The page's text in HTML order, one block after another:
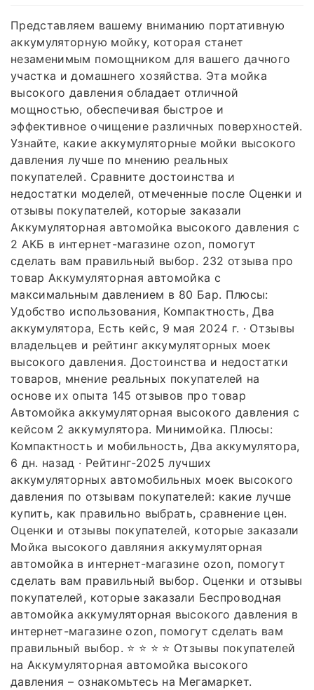
Представляем вашему вниманию портативную
аккумуляторную мойку, которая станет
незаменимым помощником для вашего дачного
участка и домашнего хозяйства. Эта мойка
высокого давления обладает отличной
мощностью, обеспечивая быстрое и
эффективное очищение различных поверхностей.
Узнайте, какие аккумуляторные мойки высокого
давления лучше по мнению реальных
покупателей. Сравните достоинства и
недостатки моделей, отмеченные после Оценки и
отзывы покупателей, которые заказали
Аккумуляторная автомойка высокого давления с
2 АКБ в интернет-магазине ozon, помогут
сделать вам правильный выбор. 232 отзыва про
товар Аккумуляторная автомойка с
максимальным давлением в 80 Бар. Плюсы:
Удобство использования, Компактность, Два
аккумулятора, Есть кейс, 9 мая 2024 г. · Отзывы
владельцев и рейтинг аккумуляторных моек
высокого давления. Достоинства и недостатки
товаров, мнение реальных покупателей на
основе их опыта 145 отзывов про товар
Автомойка аккумуляторная высокого давления с
кейсом 2 аккумулятора. Минимойка. Плюсы:
Компактность и мобильность, Два аккумулятора,
6 дн. назад · Рейтинг-2025 лучших
аккумуляторных автомобильных моек высокого
давления по отзывам покупателей: какие лучше
купить, как правильно выбрать, сравнение цен.
Оценки и отзывы покупателей, которые заказали
Мойка высокого давляния аккумуляторная
автомойка в интернет-магазине ozon, помогут
сделать вам правильный выбор. Оценки и отзывы
покупателей, которые заказали Беспроводная
автомойка аккумуляторная высокого давления в
интернет-магазине ozon, помогут сделать вам
правильный выбор. ⭐ ⭐ ⭐ ⭐ Отзывы покупателей
на Аккумуляторная автомойка высокого
давления – ознакомьтесь на Мегамаркет.